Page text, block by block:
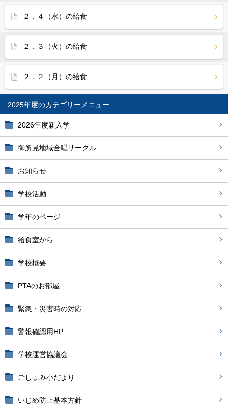
2025年度
2026年度新入学
御所見地域合唱サークル
お知らせ
学校活動
学年のページ
給食室から
学校概要
PTAのお部屋
緊急・災害時の対応
警報確認用HP
学校運営協議会
ごしょみ小だより
いじめ防止基本方針
２．４（水）の給食
２．３（火）の給食
２．２（月）の給食